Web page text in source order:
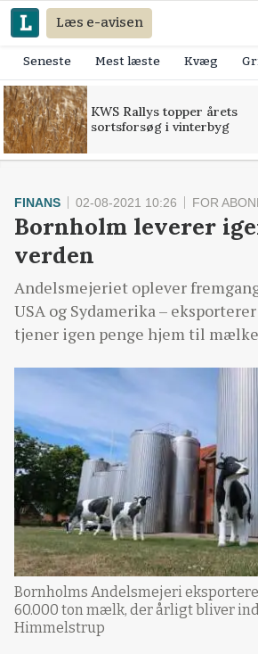
Læs e-avisen
Seneste Mest læste Kvæg
KWS Rallys topper årets
sortsforsøg i vinterbyg
FINANS 02-08-2021 10:26 FOR
Bornholm leverer
verden
Andelsmejeriet oplever
USA og Sydamerika –
tjener igen penge hjem til
Bornholms Andelsmejeri
60.000 ton mælk, der årligt bliver
Himmelstrup